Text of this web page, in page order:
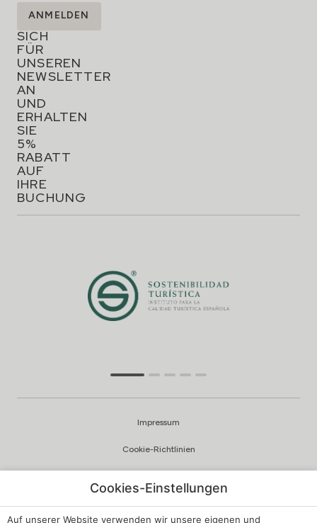
MELDEN
SIE
SICH
FÜR
UNSEREN
NEWSLETTER
AN
UND
ERHALTEN
SIE
5%
RABATT
AUF
IHRE
BUCHUNG
ANMELDEN
Impressum
Cookie-Richtlinien
Cookies-Einstellungen
Auf unserer Website verwenden wir unsere eigenen und